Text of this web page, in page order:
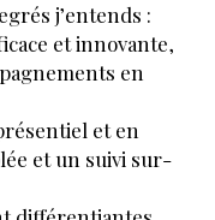
j’entends :
et innovante,
en
et en
et un suivi sur-